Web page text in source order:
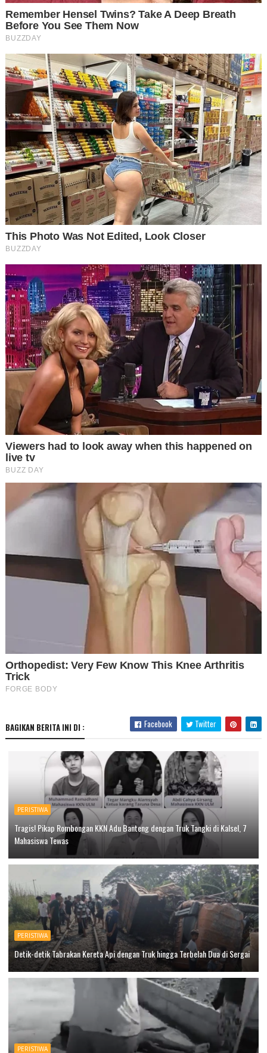
BAGIKAN BERITA INI DI : Facebook Twitter
PERISTIWA
Tragis! Pikap Rombongan KKN Adu Banteng dengan Truk Tangki di Kalsel, 7
Mahasiswa Tewas
PERISTIWA
Detik-detik Tabrakan Kereta Api dengan Truk hingga Terbelah Dua di Sergai
PERISTIWA